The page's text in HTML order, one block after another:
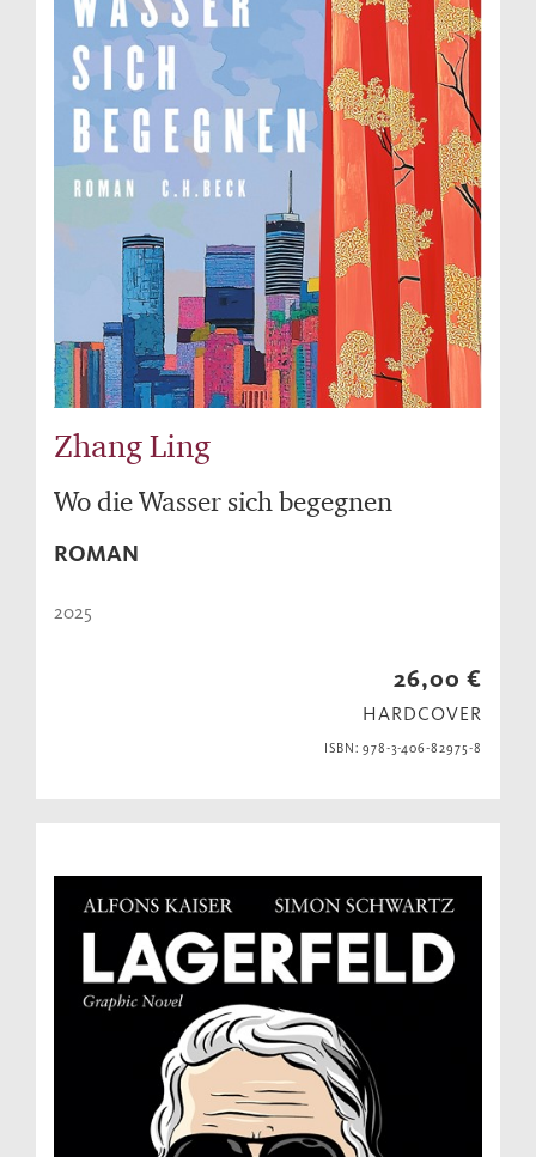
Zhang Ling
Wo die Wasser sich begegnen
ROMAN
2025
26,00 €
HARDCOVER
ISBN: 978-3-406-82975-8